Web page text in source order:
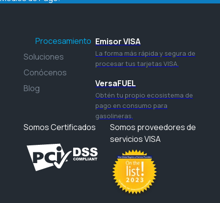
Procesamiento
Soluciones
Conócenos
Blog
Emisor VISA
La forma más rápida y segura de
procesar tus tarjetas VISA.
VersaFUEL
Obtén tu propio ecosistema de
pago en consumo para
gasolineras.
Somos Certificados
Somos proveedores de
servicios VISA